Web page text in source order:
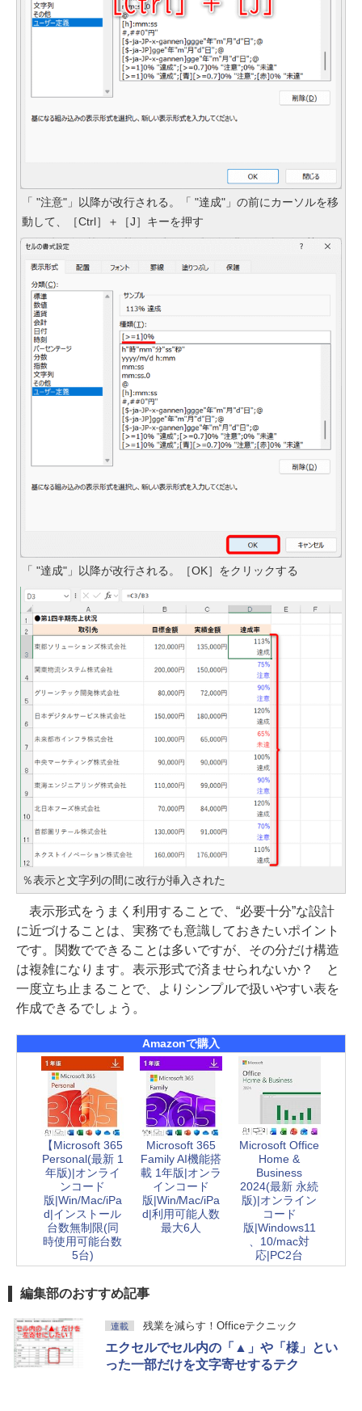
「 "注意"」以降が改行される。「 "達成"」の前にカーソルを移
動して、［Ctrl］＋［J］キーを押す
「 "達成"」以降が改行される。［OK］をクリックする
％表示と文字列の間に改行が挿入された
表示形式をうまく利用することで、“必要十分”な設計
に近づけることは、実務でも意識しておきたいポイント
です。関数でできることは多いですが、その分だけ構造
は複雑になります。表示形式で済ませられないか？ と
一度立ち止まることで、よりシンプルで扱いやすい表を
作成できるでしょう。
Amazonで購入
【Microsoft 365
Personal(最新 1
年版)|オンライ
ンコード
版|Win/Mac/iPa
d|インストール
台数無制限(同
時使用可能台数
5台)
Microsoft 365
Family AI機能搭
載 1年版|オンラ
インコード
版|Win/Mac/iPa
d|利用可能人数
最大6人
Microsoft Office
Home &
Business
2024(最新 永続
版)|オンライン
コード
版|Windows11
、10/mac対
応|PC2台
編集部のおすすめ記事
連載 残業を減らす！Officeテクニック
エクセルでセル内の「▲」や「様」とい
った一部だけを文字寄せするテク